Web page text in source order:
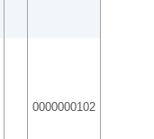
0000000102